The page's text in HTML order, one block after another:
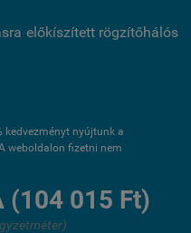
előkíszített rögzítőhálós
nyújtunk a
weboldalon fizetni nem
(104 015 Ft)